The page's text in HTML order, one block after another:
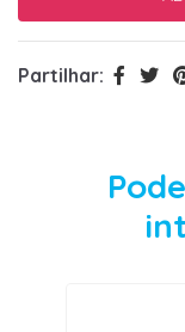
Partilhar: